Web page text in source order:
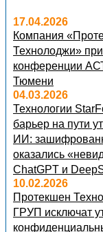
17.04.2026
Компания
Технолоджи»
конференции
Тюмени
04.03.2026
Технологии
барьер на пути
ИИ:
оказались
ChatGPT и
10.02.2026
Протекшен
ГРУП исключат